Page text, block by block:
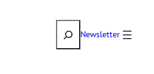
SuchenNewsletter